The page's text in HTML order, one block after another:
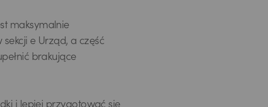
maksymalnie
e Urząd, a część
brakujące